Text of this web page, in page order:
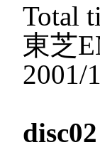
Total
東芝
2001/
disc02